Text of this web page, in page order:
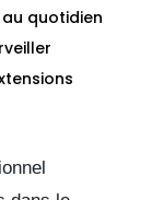
au quotidien